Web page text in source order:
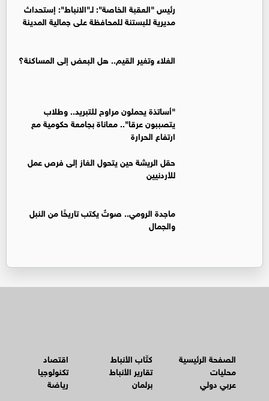
رئيس "العقبة الخاصة": لـ"الانباط": إستحداث
مديرية للبستنة للمحافظة على جمالية المدينة
الغلاء وتغير القيم.. هل البعض إلى المساكنة؟
"أساتذة يحملون مراوح للتبريد.. وطلاب
يتصببون عرقا".. معاناة بجامعة حكومية مع
ارتفاع الحرارة
حقل الريشة حين يتحول الغاز إلى فرص عمل
للأردنيين
ماجدة الرومي.. صوتٌ يكتب تاريخًا من النبل
والجمال
الصفحة الرئيسية
محليات
عربي دولي
كتّاب الأنباط
تقارير الأنباط
برلمان
اقتصاد
تكنولوجيا
رياضة